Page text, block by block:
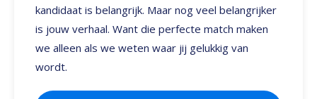
kandidaat is belangrijk. Maar nog veel belangrijker
is jouw verhaal. Want die perfecte match maken
we alleen als we weten waar jij gelukkig van
wordt.